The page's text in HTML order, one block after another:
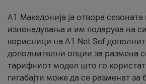
А1 Македонија ја отвора
изненадувања и им подарува на
корисници на A1 Net Sef
дополнителни опции за размена
тарифниот модел што го
гигабајти може да се разменат за